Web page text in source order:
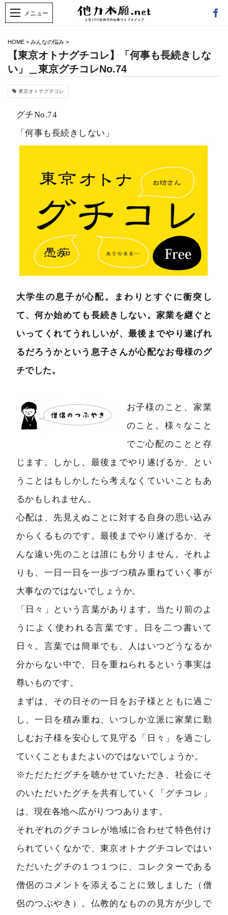
HOME > みんなの悩み >
【東京オトナグチコレ】「何事も長続きしな
い」＿東京グチコレNo.74
東京オトナグチコレ
グチNo.74
「何事も長続きしない」
大学生の息子が心配。まわりとすぐに衝突し
て、何か始めても長続きしない。家業を継ぐと
いってくれてうれしいが、最後までやり遂げれ
るだろうかという息子さんが心配なお母様のグ
チでした。
お子様のこと、家業
のこと。様々なこと
でご心配のことと存
じます。しかし、最後までやり遂げるか、とい
うことはもしかしたら考えなくていいこともあ
るかもしれません。
心配は、先見えぬことに対する自身の思い込み
からくるものです。最後までやり遂げるか、そ
んな遠い先のことは誰にも分りません。それよ
りも、一日一日を一歩づつ積み重ねていく事が
大事なのではないでしょうか。
「日々」という言葉があります。当たり前のよ
うによく使われる言葉です。日を二つ書いて
日々。言葉では簡単でも、人はいつどうなるか
分からない中で、日を重ねられるという事実は
尊いものです。
まずは、その日その一日をお子様とともに過ご
し、一日を積み重ね、いつしか立派に家業に勤
しむお子様を安心して見守る「日々」を過ごし
ていくこともまたよいのではないでしょうか。
※ただただグチを聴かせていただき、社会にそ
のいただいたグチを共有していく「グチコレ」
は、現在各地へ広がりつつあります。
それぞれのグチコレが地域に合わせて特色付け
られていくなかで、東京オトナグチコレではい
ただいたグチの１つ１つに、コレクターである
僧侶のコメントを添えることに致しました（僧
侶のつぶやき）。仏教的なものの見方が少しで